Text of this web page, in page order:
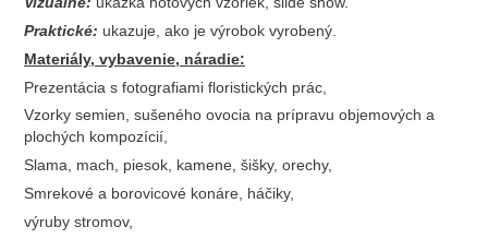
Praktické: ukazuje, ako je výrobok vyrobený.
Materiály, vybavenie, náradie:
Prezentácia s fotografiami floristických prác,
Vzorky semien, sušeného ovocia na prípravu objemových a
plochých kompozícií,
Slama, mach, piesok, kamene, šišky, orechy,
Smrekové a borovicové konáre, háčiky,
výruby stromov,